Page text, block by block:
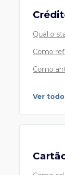
Qual o
Como
Como
Ver